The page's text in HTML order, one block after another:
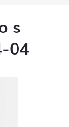
s
04